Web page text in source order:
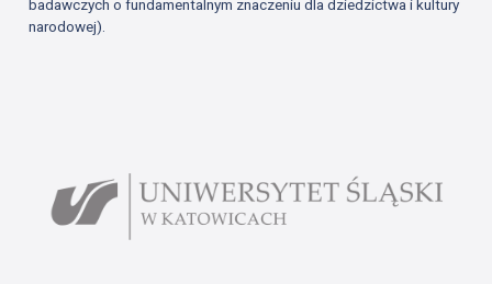
badawczych o fundamentalnym znaczeniu dla dziedzictwa i kultury
narodowej).